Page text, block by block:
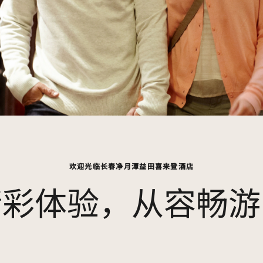
欢迎光临长春净月潭益田喜来登酒店
体验，从容畅